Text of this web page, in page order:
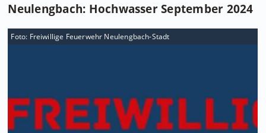
Neulengbach: Hochwasser September 2024
Foto: Freiwillige Feuerwehr Neulengbach-Stadt